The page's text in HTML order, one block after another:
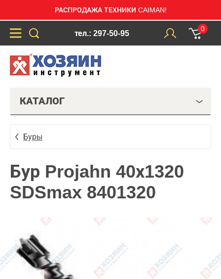
РАСПРОДАЖА ТЕХНИКИ CAIMAN!
тел.: 297-50-95
0
КАТАЛОГ
Буры
Бур Projahn 40х1320
SDSmax 8401320